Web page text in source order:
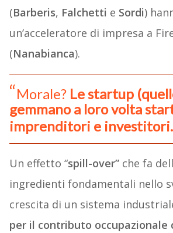
(Barberis, Falchetti e Sordi)
un’acceleratore di impresa a
(Nanabianca).
Morale? Le startup
gemmano a loro volta
imprenditori e investitori.
Un effetto “spill-over”che fa
ingredienti fondamentali nello
crescita di un sistema
per il contributo occupazionale